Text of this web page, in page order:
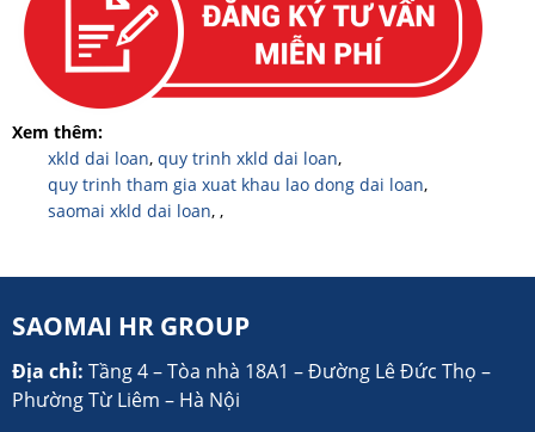
Xem thêm:
xkld dai loan, quy trinh xkld dai loan,
quy trinh tham gia xuat khau lao dong dai loan,
saomai xkld dai loan, ,
SAOMAI HR GROUP
Địa chỉ: Tầng 4 – Tòa nhà 18A1 – Đường Lê Đức Thọ –
Phường Từ Liêm – Hà Nội